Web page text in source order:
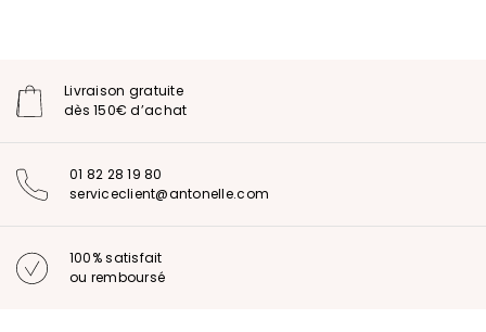
Livraison gratuite
dès 150€ d’achat
01 82 28 19 80
serviceclient@antonelle.com
100% satisfait
ou remboursé